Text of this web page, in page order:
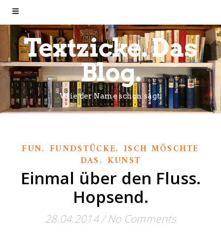
Textzicke. Das
Blog.
Wie der Name schon sagt.
FUN,FUNDSTÜCKE,ISCH MÖSCHTE
DAS, KUNST
Einmal über den Fluss.
Hopsend.
28.04.2014/ No Comments